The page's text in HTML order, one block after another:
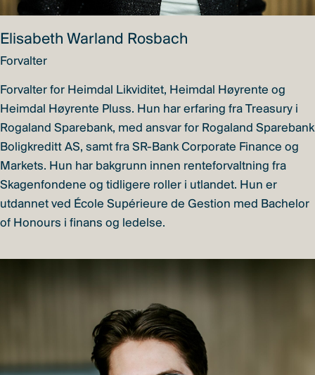
Elisabeth Warland Rosbach
Forvalter
Forvalter for Heimdal Likviditet, Heimdal Høyrente og
Heimdal Høyrente Pluss. Hun har erfaring fra Treasury i
Rogaland Sparebank, med ansvar for Rogaland Sparebank
Boligkreditt AS, samt fra SR-Bank Corporate Finance og
Markets. Hun har bakgrunn innen renteforvaltning fra
Skagenfondene og tidligere roller i utlandet. Hun er
utdannet ved École Supérieure de Gestion med Bachelor
of Honours i finans og ledelse.